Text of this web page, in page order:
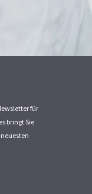
für
bringt Sie